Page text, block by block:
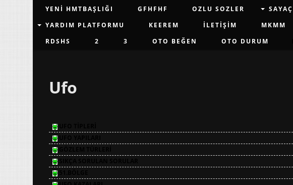
YENI HMTBAŞLIĞI
GFHFHF OZLU SOZLER SAYAÇ
YARDIM PLATFORMU
KEEREM İLETIŞIM MKMM
RDSHS
2 3 OTO BEĞEN OTO DURUM
Ufo